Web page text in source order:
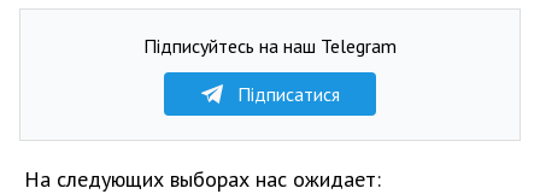
Підписуйтесь на наш Telegram
Підписатися
На следующих выборах нас ожидает: